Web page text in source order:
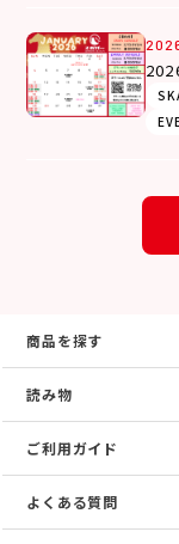
商品を探す
読み物
ご利用ガイド
よくある質問